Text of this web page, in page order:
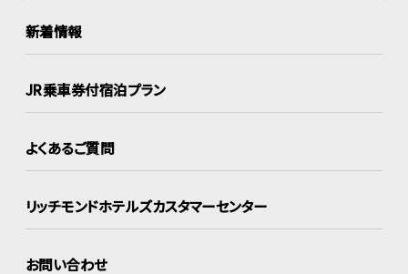
新着情報
JR乗車券付宿泊プラン
よくあるご質問
リッチモンドホテルズカスタマーセンター
お問い合わせ